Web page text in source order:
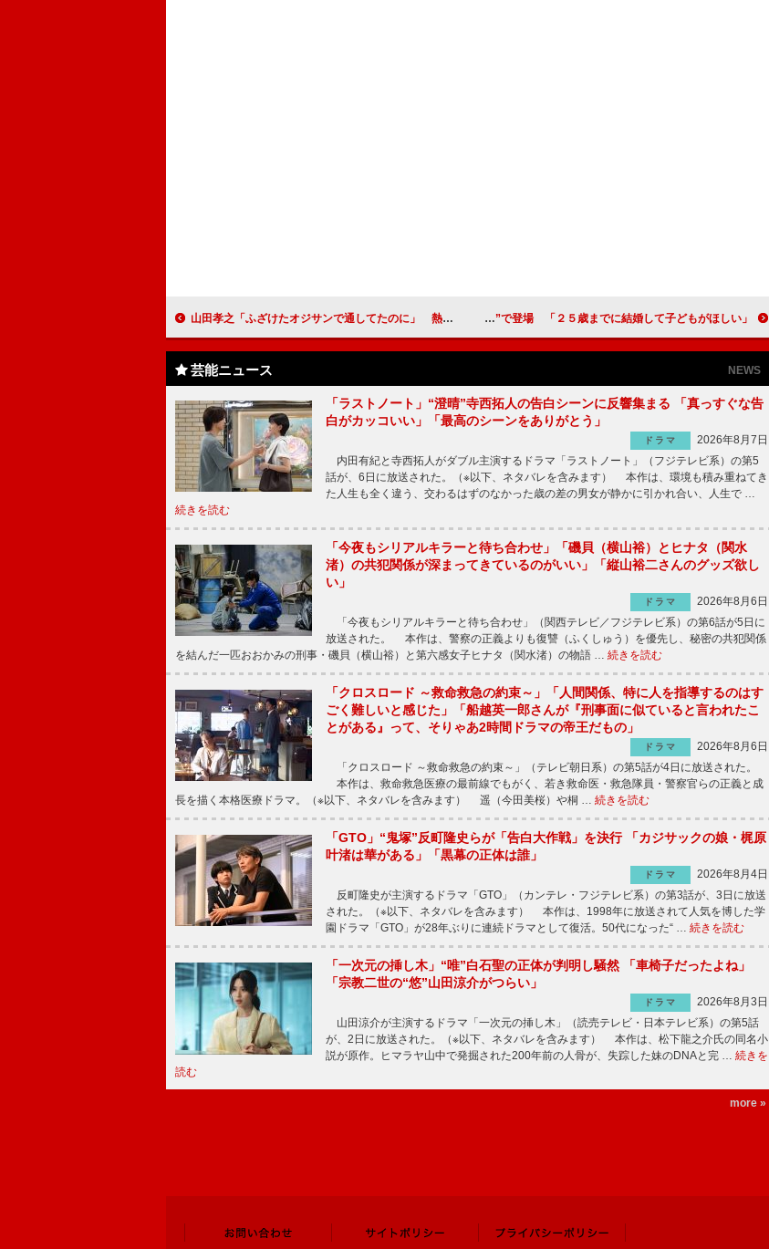
山田孝之「ふざけたオジサンで通してたのに」 熱意と気配り明かされ“照れ” 来年新成人のみちょぱが“振り袖姿”で登場 「２５歳までに結婚して子どもがほしい」
芸能ニュース NEWS
「ラストノート」“澄晴”寺西拓人の告白シーンに反響集まる 「真っすぐな告
白がカッコいい」「最高のシーンをありがとう」
ドラマ
2026年8月7日
内田有紀と寺西拓人がダブル主演するドラマ「ラストノート」（フジテレビ系）の第5
話が、6日に放送された。（※以下、ネタバレを含みます） 本作は、環境も積み重ねてき
た人生も全く違う、交わるはずのなかった歳の差の男女が静かに引かれ合い、人生で …
続きを読む
「今夜もシリアルキラーと待ち合わせ」「磯貝（横山裕）とヒナタ（関水
渚）の共犯関係が深まってきているのがいい」「縦山裕二さんのグッズ欲し
い」
ドラマ
2026年8月6日
「今夜もシリアルキラーと待ち合わせ」（関西テレビ／フジテレビ系）の第6話が5日に
放送された。 本作は、警察の正義よりも復讐（ふくしゅう）を優先し、秘密の共犯関係
を結んだ一匹おおかみの刑事・磯貝（横山裕）と第六感女子ヒナタ（関水渚）の物語 … 続きを読む
「クロスロード ～救命救急の約束～」「人間関係、特に人を指導するのはす
ごく難しいと感じた」「船越英一郎さんが『刑事面に似ていると言われたこ
とがある』って、そりゃあ2時間ドラマの帝王だもの」
ドラマ
2026年8月6日
「クロスロード ～救命救急の約束～」（テレビ朝日系）の第5話が4日に放送された。
本作は、救命救急医療の最前線でもがく、若き救命医・救急隊員・警察官らの正義と成
長を描く本格医療ドラマ。（※以下、ネタバレを含みます） 遥（今田美桜）や桐 … 続きを読む
「GTO」“鬼塚”反町隆史らが「告白大作戦」を決行 「カジサックの娘・梶原
叶渚は華がある」「黒幕の正体は誰」
ドラマ
2026年8月4日
反町隆史が主演するドラマ「GTO」（カンテレ・フジテレビ系）の第3話が、3日に放送
された。（※以下、ネタバレを含みます） 本作は、1998年に放送されて人気を博した学
園ドラマ「GTO」が28年ぶりに連続ドラマとして復活。50代になった“ … 続きを読む
「一次元の挿し木」“唯”白石聖の正体が判明し騒然 「車椅子だったよね」
「宗教二世の“悠”山田涼介がつらい」
ドラマ
2026年8月3日
山田涼介が主演するドラマ「一次元の挿し木」（読売テレビ・日本テレビ系）の第5話
が、2日に放送された。（※以下、ネタバレを含みます） 本作は、松下龍之介氏の同名小
説が原作。ヒマラヤ山中で発掘された200年前の人骨が、失踪した妹のDNAと完 … 続きを
読む
more »